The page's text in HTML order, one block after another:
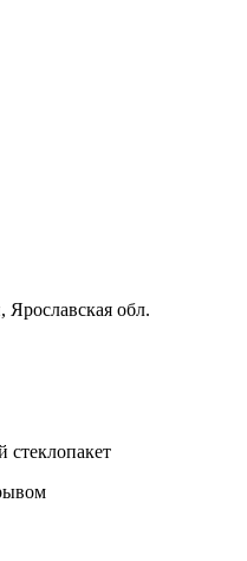
обл.